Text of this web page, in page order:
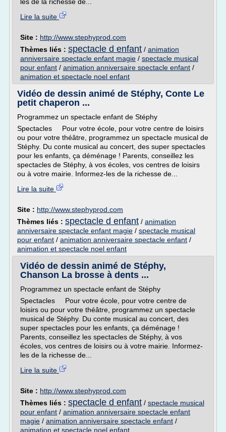
Lire la suite
Site : http://www.stephyprod.com
Thèmes liés : spectacle d enfant / animation
anniversaire spectacle enfant magie / spectacle musical
pour enfant / animation anniversaire spectacle enfant /
animation et spectacle noel enfant
Vidéo de dessin animé de Stéphy, Conte Le
petit chaperon ...
Programmez un spectacle enfant de Stéphy
Spectacles Pour votre école, pour votre centre de loisirs
ou pour votre théâtre, programmez un spectacle musical de
Stéphy. Du conte musical au concert, des super spectacles
pour les enfants, ça déménage ! Parents, conseillez les
spectacles de Stéphy, à vos écoles, vos centres de loisirs
ou à votre mairie. Informez-les de la richesse de...
Lire la suite
Site : http://www.stephyprod.com
Thèmes liés : spectacle d enfant / animation
anniversaire spectacle enfant magie / spectacle musical
pour enfant / animation anniversaire spectacle enfant /
animation et spectacle noel enfant
Vidéo de dessin animé de Stéphy,
Chanson La brosse à dents ...
Programmez un spectacle enfant de Stéphy
Spectacles Pour votre école, pour votre centre de
loisirs ou pour votre théâtre, programmez un spectacle
musical de Stéphy. Du conte musical au concert, des
super spectacles pour les enfants, ça déménage !
Parents, conseillez les spectacles de Stéphy, à vos
écoles, vos centres de loisirs ou à votre mairie. Informez-
les de la richesse de...
Lire la suite
Site : http://www.stephyprod.com
Thèmes liés : spectacle d enfant / spectacle musical
pour enfant / animation anniversaire spectacle enfant
magie / animation anniversaire spectacle enfant /
animation et spectacle noel enfant